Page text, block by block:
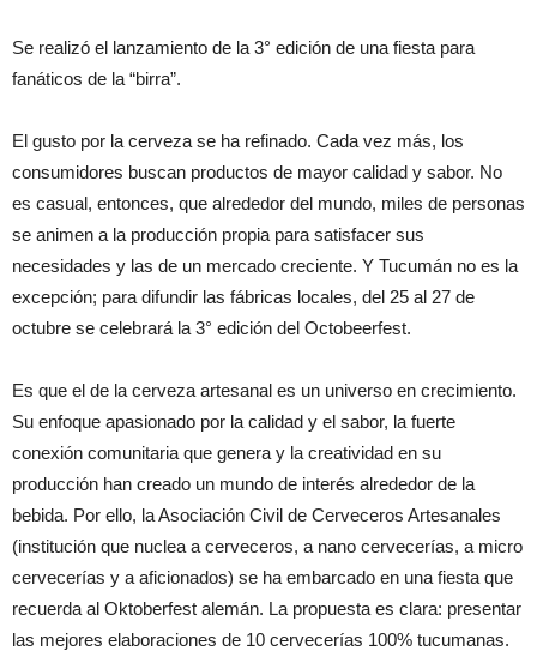
Se realizó el lanzamiento de la 3° edición de una fiesta para
fanáticos de la “birra”.
El gusto por la cerveza se ha refinado. Cada vez más, los
consumidores buscan productos de mayor calidad y sabor. No
es casual, entonces, que alrededor del mundo, miles de personas
se animen a la producción propia para satisfacer sus
necesidades y las de un mercado creciente. Y Tucumán no es la
excepción; para difundir las fábricas locales, del 25 al 27 de
octubre se celebrará la 3° edición del Octobeerfest.
Es que el de la cerveza artesanal es un universo en crecimiento.
Su enfoque apasionado por la calidad y el sabor, la fuerte
conexión comunitaria que genera y la creatividad en su
producción han creado un mundo de interés alrededor de la
bebida. Por ello, la Asociación Civil de Cerveceros Artesanales
(institución que nuclea a cerveceros, a nano cervecerías, a micro
cervecerías y a aficionados) se ha embarcado en una fiesta que
recuerda al Oktoberfest alemán. La propuesta es clara: presentar
las mejores elaboraciones de 10 cervecerías 100% tucumanas.